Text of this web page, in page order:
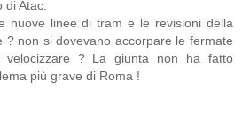
Atac.
nuove linee di tram e le revisioni della
? non si dovevano accorpare le fermate
velocizzare ? La giunta non ha fatto
più grave di Roma !